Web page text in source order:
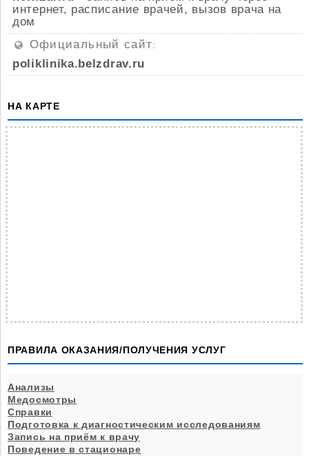
интернет, расписание врачей, вызов врача на
дом
Официальный сайт:
poliklinika.belzdrav.ru
НА КАРТЕ
ПРАВИЛА ОКАЗАНИЯ/ПОЛУЧЕНИЯ УСЛУГ
Анализы
Медосмотры
Справки
Подготовка к диагностическим исследованиям
Запись на приём к врачу
Поведение в стационаре